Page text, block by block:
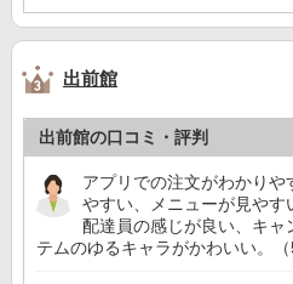
出前館
出前館の口コミ・評判
アプリでの注文がわかりや
やすい、メニューが見やす
配達員の感じが良い、キャ
テムのゆるキャラがかわいい。（